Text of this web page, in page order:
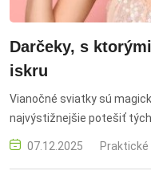
Darčeky, s
iskru
Vianočné sviatky sú
najvýstižnejšie potešiť
najvzácnejšie prekvapenia
Skutočné kúzlo Vianoc sa
07.12.2025